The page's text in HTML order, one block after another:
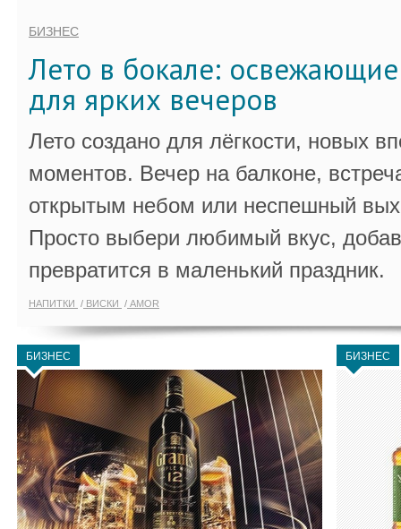
БИЗНЕС
Лето в бокале:
для ярких вечеров
Лето создано для лёгкости, новых
моментов. Вечер на балконе,
открытым небом или неспешный
Просто выбери любимый вкус,
превратится в маленький праздник.
НАПИТКИ ВИСКИ AMOR
БИЗНЕС БИЗНЕС